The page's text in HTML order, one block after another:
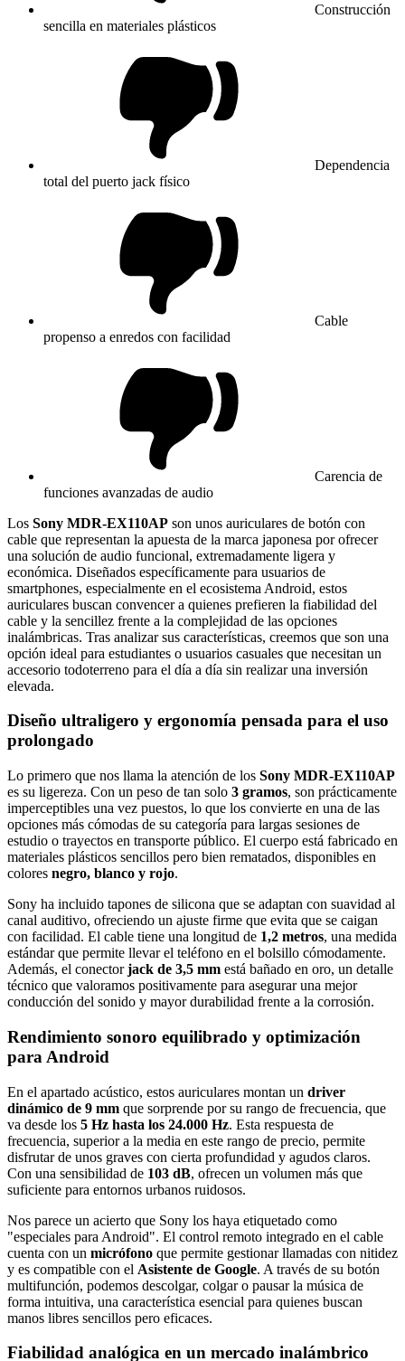
Construcción
sencilla en materiales plásticos
Dependencia
total del puerto jack físico
Cable
propenso a enredos con facilidad
Carencia de
funciones avanzadas de audio
Los Sony MDR-EX110AP son unos auriculares de botón con
cable que representan la apuesta de la marca japonesa por ofrecer
una solución de audio funcional, extremadamente ligera y
económica. Diseñados específicamente para usuarios de
smartphones, especialmente en el ecosistema Android, estos
auriculares buscan convencer a quienes prefieren la fiabilidad del
cable y la sencillez frente a la complejidad de las opciones
inalámbricas. Tras analizar sus características, creemos que son una
opción ideal para estudiantes o usuarios casuales que necesitan un
accesorio todoterreno para el día a día sin realizar una inversión
elevada.
Diseño ultraligero y ergonomía pensada para el uso
prolongado
Lo primero que nos llama la atención de los Sony MDR-EX110AP
es su ligereza. Con un peso de tan solo 3 gramos, son prácticamente
imperceptibles una vez puestos, lo que los convierte en una de las
opciones más cómodas de su categoría para largas sesiones de
estudio o trayectos en transporte público. El cuerpo está fabricado en
materiales plásticos sencillos pero bien rematados, disponibles en
colores negro, blanco y rojo.
Sony ha incluido tapones de silicona que se adaptan con suavidad al
canal auditivo, ofreciendo un ajuste firme que evita que se caigan
con facilidad. El cable tiene una longitud de 1,2 metros, una medida
estándar que permite llevar el teléfono en el bolsillo cómodamente.
Además, el conectorjack de 3,5 mm está bañado en oro, un detalle
técnico que valoramos positivamente para asegurar una mejor
conducción del sonido y mayor durabilidad frente a la corrosión.
Rendimiento sonoro equilibrado y optimización
para Android
En el apartado acústico, estos auriculares montan un driver
dinámico de 9 mm que sorprende por su rango de frecuencia, que
va desde los 5 Hz hasta los 24.000 Hz. Esta respuesta de
frecuencia, superior a la media en este rango de precio, permite
disfrutar de unos graves con cierta profundidad y agudos claros.
Con una sensibilidad de 103 dB, ofrecen un volumen más que
suficiente para entornos urbanos ruidosos.
Nos parece un acierto que Sony los haya etiquetado como
"especiales para Android". El control remoto integrado en el cable
cuenta con un micrófono que permite gestionar llamadas con nitidez
y es compatible con el Asistente de Google. A través de su botón
multifunción, podemos descolgar, colgar o pausar la música de
forma intuitiva, una característica esencial para quienes buscan
manos libres sencillos pero eficaces.
Fiabilidad analógica en un mercado inalámbrico